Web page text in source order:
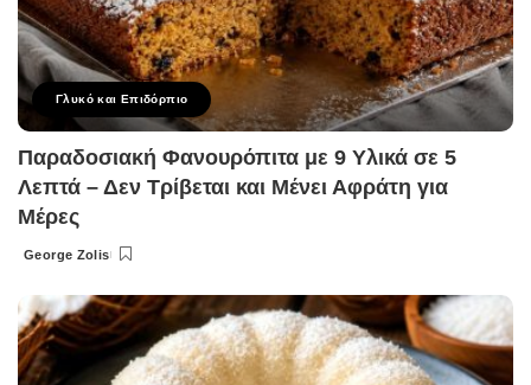
Γλυκό και Επιδόρπιο
Παραδοσιακή Φανουρόπιτα με 9 Υλικά σε 5
Λεπτά – Δεν Τρίβεται και Μένει Αφράτη για
Μέρες
Posted
George Zolis